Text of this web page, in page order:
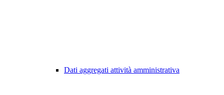
Dati aggregati attività amministrativa